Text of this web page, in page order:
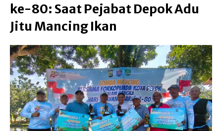
ke-80: Saat Pejabat Depok Adu
Jitu Mancing Ikan